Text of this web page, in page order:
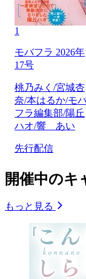
1
モバフラ 2026年
17号
桃乃みく/宮城杏
奈/本はるか/モ
フラ編集部/陽丘
ハオ/響 あい
先行配信
開催中のキ
もっと見る